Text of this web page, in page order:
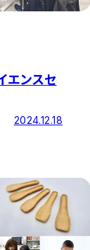
エンスセ
2024.12.18